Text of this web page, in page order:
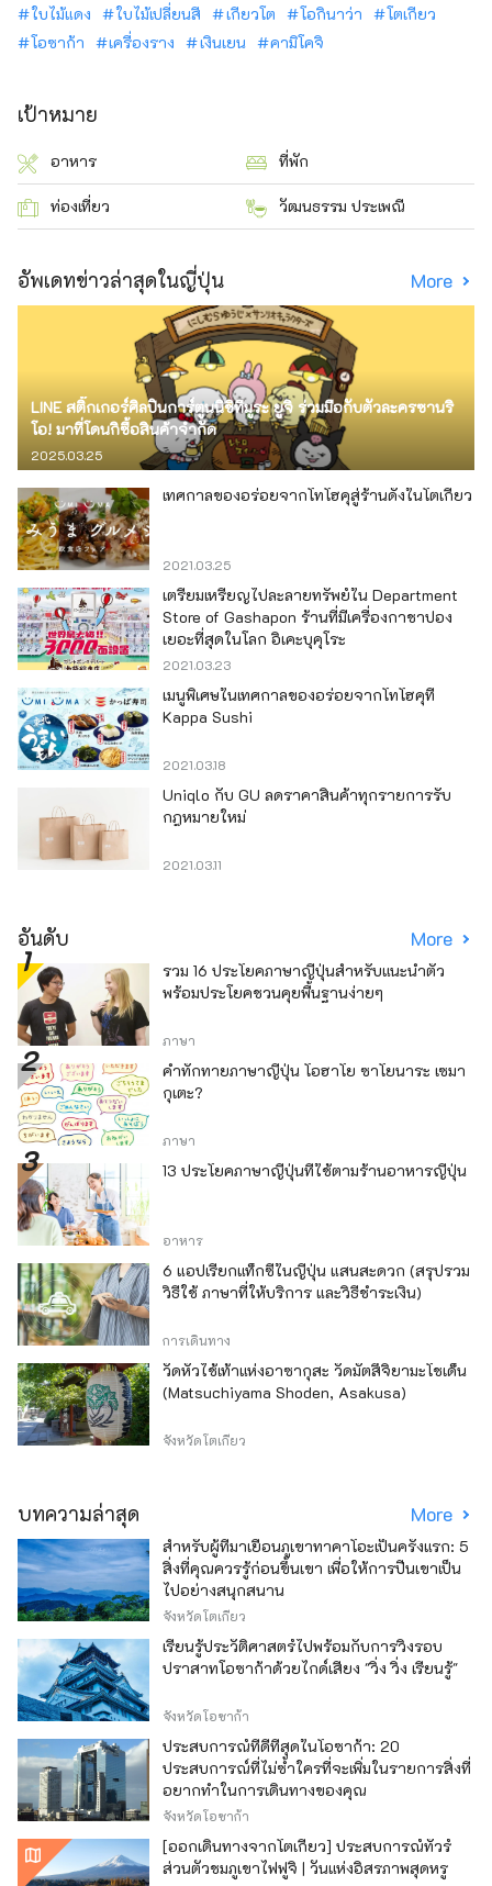
ใบไม้แดง ใบไม้เปลี่ยนสี เกียวโต โอกินาว่า
โตเกียว
โอซาก้า
เครื่องราง เงินเยน คามิโคจิ
เป้าหมาย
อาหาร ที่พัก
ท่องเที่ยว วัฒนธรรม ประเพณี
อัพเดทข่าวล่าสุดในญี่ปุ่น More
LINE สติ๊กเกอร์ศิลปินการ์ตูนนิชิทีมูระ ยูจิ ร่วมมือกับตัวละครซานริ
โอ! มาที่โดนกิซื้อสินค้าจำกัด
2025.03.25
เทศกาลของอร่อยจากโทโฮคุสู่ร้านดังในโตเกียว
2021.03.25
เตรียมเหรียญไปละลายทรัพย์ใน Department
Store of Gashapon ร้านที่มีเครื่องกาชาปอง
เยอะที่สุดในโลก อิเคะบุคุโระ
2021.03.23
เมนูพิเศษในเทศกาลของอร่อยจากโทโฮคุที่
Kappa Sushi
2021.03.18
Uniqlo กับ GU ลดราคาสินค้าทุกรายการรับ
กฎหมายใหม่
2021.03.11
อันดับ More
รวม 16 ประโยคภาษาญี่ปุ่นสำหรับแนะนำตัว
พร้อมประโยคชวนคุยพื้นฐานง่ายๆ
ภาษา
คำทักทายภาษาญี่ปุ่น โอฮาโย ซาโยนาระ เซมา
กุเตะ?
ภาษา
13 ประโยคภาษาญี่ปุ่นที่ใช้ตามร้านอาหารญี่ปุ่น
อาหาร
6 แอปเรียกแท็กซี่ในญี่ปุ่น แสนสะดวก (สรุปรวม
วิธีใช้ ภาษาที่ให้บริการ และวิธีชำระเงิน)
การเดินทาง
วัดหัวไช้เท้าแห่งอาซากุสะ วัดมัตสึจิยามะโชเด็น
(Matsuchiyama Shoden, Asakusa)
จังหวัดโตเกียว
บทความล่าสุด More
สำหรับผู้ที่มาเยือนภูเขาทาคาโอะเป็นครั้งแรก: 5
สิ่งที่คุณควรรู้ก่อนขึ้นเขา เพื่อให้การปีนเขาเป็น
ไปอย่างสนุกสนาน
จังหวัดโตเกียว
เรียนรู้ประวัติศาสตร์ไปพร้อมกับการวิ่งรอบ
ปราสาทโอซาก้าด้วยไกด์เสียง "วิ่ง วิ่ง เรียนรู้"
จังหวัดโอซาก้า
ประสบการณ์ที่ดีที่สุดในโอซาก้า: 20
ประสบการณ์ที่ไม่ซ้ำใครที่จะเพิ่มในรายการสิ่งที่
อยากทำในการเดินทางของคุณ
จังหวัดโอซาก้า
[ออกเดินทางจากโตเกียว] ประสบการณ์ทัวร์
ส่วนตัวชมภูเขาไฟฟูจิ | วันแห่งอิสรภาพสุดหรู